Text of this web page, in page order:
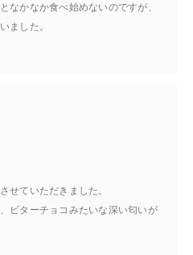
なかなか食べ始めないのですが、
ました。
せていただきました。
ビターチョコみたいな深い匂いが